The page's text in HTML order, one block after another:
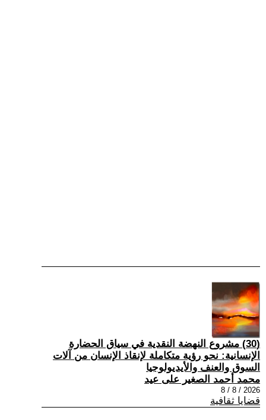
(30) مشروع النهضة النقدية في سياق الحضارة
الإنسانية: نحو رؤية متكاملة لإنقاذ الإنسان من آلات
السوق والعنف والأيديولوجيا
محمد أحمد الصغير على عيد
2026 / 8 / 8
قضايا ثقافية